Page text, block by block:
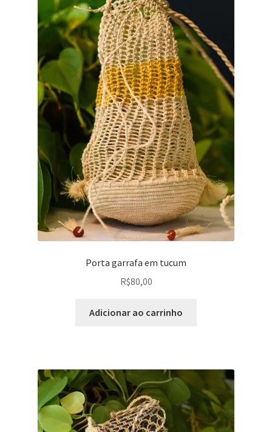
Porta garrafa em tucum
R$80,00
Adicionar ao carrinho